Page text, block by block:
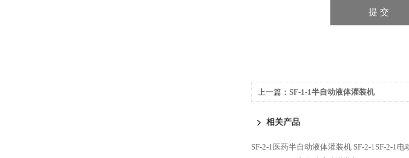
上一篇： SF-1-1半自动液体灌装机
相关产品
SF-2-1医药半自动液体灌装机 SF-2-1SF-2-1